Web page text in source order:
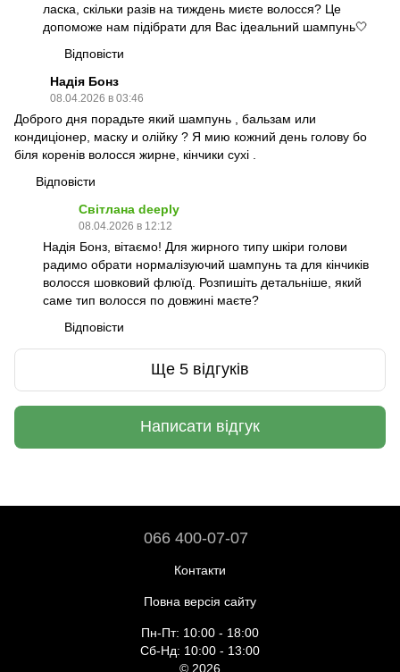
ласка, скільки разів на тиждень миєте волосся? Це
допоможе нам підібрати для Вас ідеальний шампунь🤍
Відповісти
Надія Бонз
08.04.2026 в 03:46
Доброго дня порадьте який шампунь , бальзам или
кондиціонер, маску и олійку ? Я мию кожний день голову бо
біля коренів волосся жирне, кінчики сухі .
Відповісти
Світлана deeply
08.04.2026 в 12:12
Надія Бонз, вітаємо! Для жирного типу шкіри голови
радимо обрати нормалізуючий шампунь та для кінчиків
волосся шовковий флюїд. Розпишіть детальніше, який
саме тип волосся по довжині маєте?
Відповісти
Ще 5 відгуків
Написати відгук
066 400-07-07
Контакти
Повна версія сайту
Пн-Пт: 10:00 - 18:00
Сб-Нд: 10:00 - 13:00
© 2026